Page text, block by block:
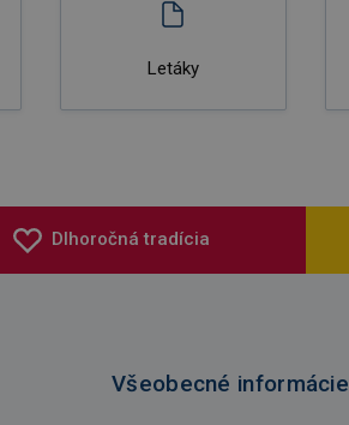
Letáky
Dlhoročná tradícia
Všeobecné informácie